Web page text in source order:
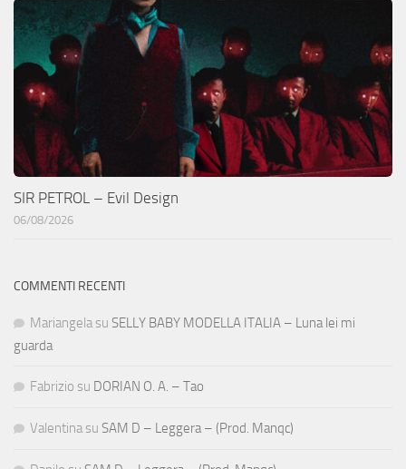
SIR PETROL – Evil Design
06/08/2026
COMMENTI RECENTI
Mariangela su SELLY BABY MODELLA ITALIA – Luna lei mi
guarda
Fabrizio su DORIAN O. A. – Tao
Valentina su SAM D – Leggera – (Prod. Manqc)